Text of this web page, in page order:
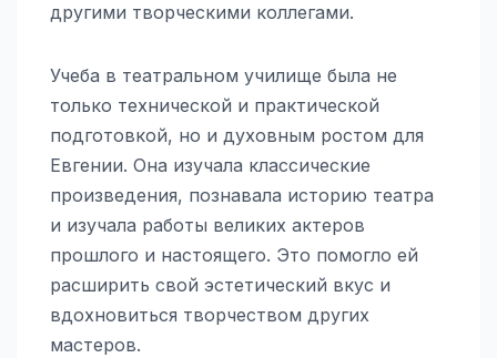
другими творческими коллегами.
Учеба в театральном училище была не
только технической и практической
подготовкой, но и духовным ростом для
Евгении. Она изучала классические
произведения, познавала историю театра
и изучала работы великих актеров
прошлого и настоящего. Это помогло ей
расширить свой эстетический вкус и
вдохновиться творчеством других
мастеров.